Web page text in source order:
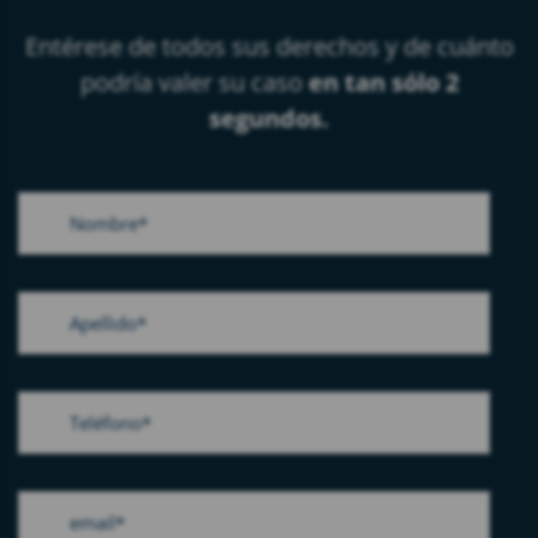
Entérese de todos sus derechos y de cuánto
podría valer su casoen tan sólo 2
segundos.